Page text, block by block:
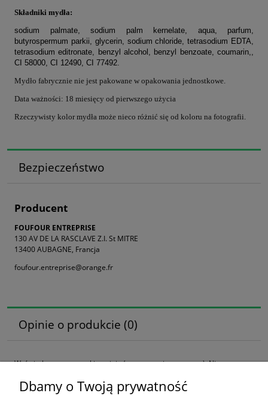
Składniki mydła:
sodium palmate, sodium palm kernelate, aqua, parfum,
butyrospermum parkii, glycerin, sodium chloride, tetrasodium EDTA,
tetrasodium editronate, benzyl alcohol, benzyl benzoate, coumarin,,
CI 58000, CI 12490, CI 77492.
Mydło fabrycznie nie jest pakowane w opakowania jednostkowe.
Data ważności: 18 miesięcy od pierwszego użycia
Rzeczywisty kolor mydła może nieco różnić się od koloru na fotografii.
Bezpieczeństwo
Producent
FOUFOUR ENTREPRISE
130 AV DE LA RASCLAVE Z.I. St MITRE
13400 AUBAGNE, Francja
foufour.entreprise@orange.fr
Opinie o produkcie (0)
Wyświetlane są wszystkie opinie (pozytywne i negatywne). Nie
Dbamy o Twoją prywatność